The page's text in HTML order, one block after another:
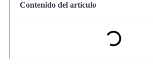
Contenido del artículo